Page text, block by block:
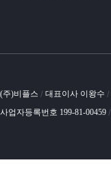
(주)비플스 / 대표이사 이왕수 /
사업자등록번호 199-81-00459 /